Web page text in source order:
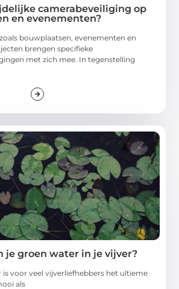
camerabeveiliging op
en evenementen?
bouwplaatsen, evenementen en
brengen specifieke
met zich mee. In tegenstelling
je groen water in je vijver?
is voor veel vijverliefhebbers het ultieme
als